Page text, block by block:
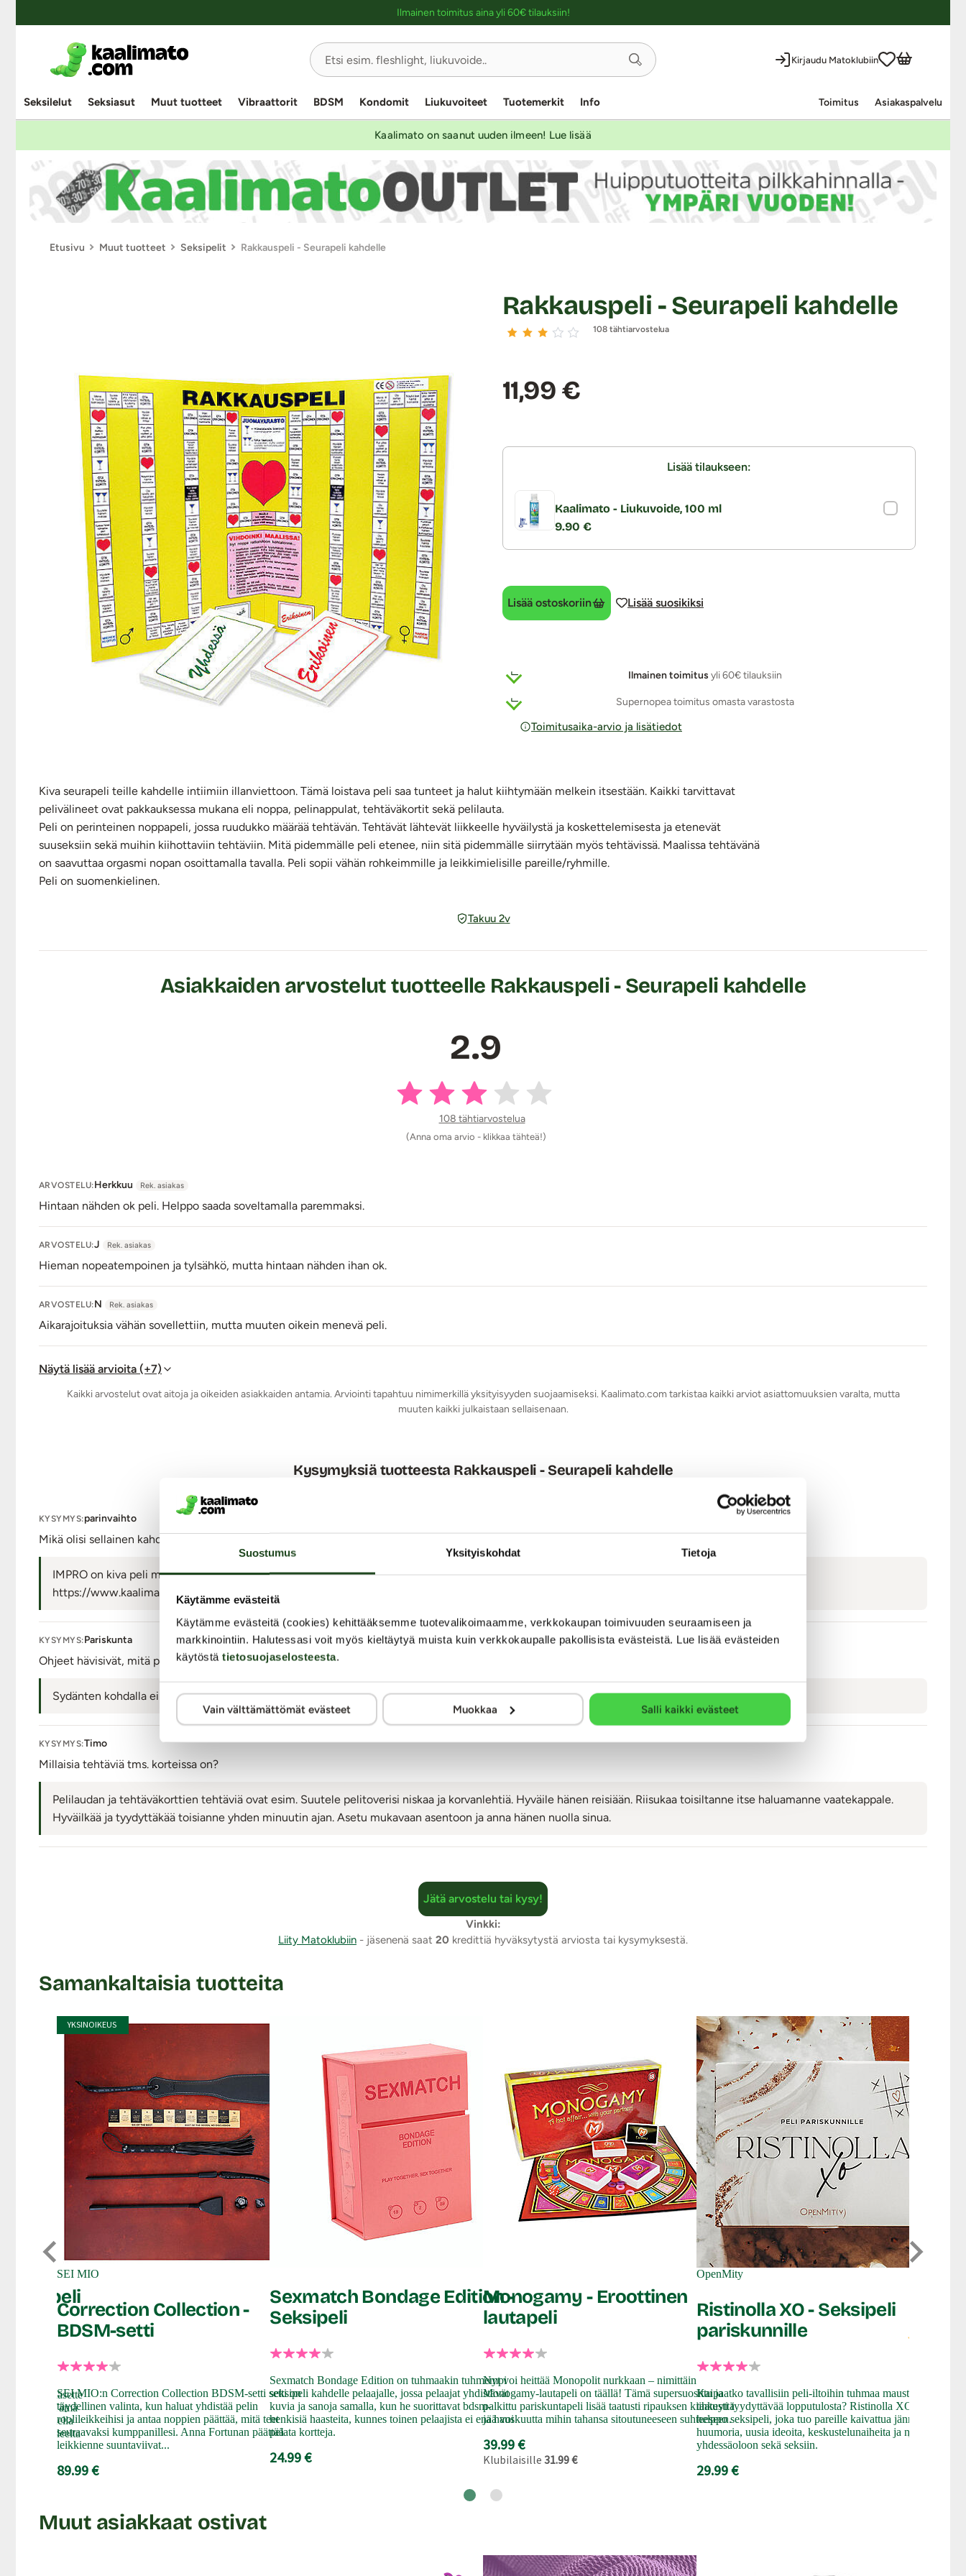
Suostumus Yksityiskohdat Tietoja
Käytämme evästeitä
Käytämme evästeitä (cookies) kehittääksemme tuotevalikoimaamme, verkkokaupan toimivuuden seuraamiseen ja
markkinointiin. Halutessasi voit myös kieltäytyä muista kuin verkkokaupalle pakollisista evästeistä. Lue lisää evästeiden
käytöstä tietosuojaselosteesta.
Vain välttämättömät evästeet Muokkaa Salli kaikki evästeet
Ilmainen toimitus aina yli 60€ tilauksiin!
Kirjaudu Matoklubiin
Seksilelut Seksiasut Muut tuotteet Vibraattorit BDSM Kondomit Liukuvoiteet Tuotemerkit Info Toimitus Asiakaspalvelu
Kaalimato on saanut uuden ilmeen! Lue lisää
Etusivu Muut tuotteet Seksipelit Rakkauspeli - Seurapeli kahdelle
Rakkauspeli - Seurapeli kahdelle
108 tähtiarvostelua
Hinta:
11,99 €
Lisää tilaukseen:
Kaalimato - Liukuvoide, 100 ml
9.90 €
Lisää ostoskoriin Lisää suosikiksi
Ilmainen toimitus yli 60€ tilauksiin
Supernopea toimitus omasta varastosta
Toimitusaika-arvio ja lisätiedot
Kiva seurapeli teille kahdelle intiimiin illanviettoon. Tämä loistava peli saa tunteet ja halut kiihtymään melkein itsestään. Kaikki tarvittavat
pelivälineet ovat pakkauksessa mukana eli noppa, pelinappulat, tehtäväkortit sekä pelilauta.
Peli on perinteinen noppapeli, jossa ruudukko määrää tehtävän. Tehtävät lähtevät liikkeelle hyväilystä ja koskettelemisesta ja etenevät
suuseksiin sekä muihin kiihottaviin tehtäviin. Mitä pidemmälle peli etenee, niin sitä pidemmälle siirrytään myös tehtävissä. Maalissa tehtävänä
on saavuttaa orgasmi nopan osoittamalla tavalla. Peli sopii vähän rohkeimmille ja leikkimielisille pareille/ryhmille.
Peli on suomenkielinen.
Takuu 2v
Asiakkaiden arvostelut tuotteelle Rakkauspeli - Seurapeli kahdelle
2.9
108 tähtiarvostelua
(Anna oma arvio - klikkaa tähteä!)
ARVOSTELU:Herkkuu Rek. asiakas
Hintaan nähden ok peli. Helppo saada soveltamalla paremmaksi.
ARVOSTELU:J Rek. asiakas
Hieman nopeatempoinen ja tylsähkö, mutta hintaan nähden ihan ok.
ARVOSTELU:N Rek. asiakas
Aikarajoituksia vähän sovellettiin, mutta muuten oikein menevä peli.
Näytä lisää arvioita (+7)
Kaikki arvostelut ovat aitoja ja oikeiden asiakkaiden antamia. Arviointi tapahtuu nimimerkillä yksityisyyden suojaamiseksi. Kaalimato.com tarkistaa kaikki arviot asiattomuuksien varalta, mutta
muuten kaikki julkaistaan sellaisenaan.
Kysymyksiä tuotteesta Rakkauspeli - Seurapeli kahdelle
KYSYMYS:parinvaihto
Mikä olisi sellainen kahden parin eli 4hlö hyvä peli ?
IMPRO on kiva peli mutta seuraavan linkin takaa löytyvät kaikki seksipelimme, joista voi sitten valita sellaisen, mikä omaa silmää eniten miellyttää:
https://www.kaalimato.com/catalog/SEKSIPELIT_c_150.html
KYSYMYS:Pariskunta
Ohjeet hävisivät, mitä punasien sydämien kohdalla piti tehdä?
Sydänten kohdalla ei tehdä mitään eli sen on ns. vapaa ruutu. Muut ohjeet on kerrottu pelilaudalla.
KYSYMYS:Timo
Millaisia tehtäviä tms. korteissa on?
Pelilaudan ja tehtäväkorttien tehtäviä ovat esim. Suutele pelitoverisi niskaa ja korvanlehtiä. Hyväile hänen reisiään. Riisukaa toisiltanne itse haluamanne vaatekappale.
Hyväilkää ja tyydyttäkää toisianne yhden minuutin ajan. Asetu mukavaan asentoon ja anna hänen nuolla sinua.
Jätä arvostelu tai kysy!
Vinkki:
Liity Matoklubiin - jäsenenä saat 20 kredittiä hyväksytystä arviosta tai kysymyksestä.
Samankaltaisia tuotteita
lautapeli
pääsette
tehtäviä. Tämä
iltanne todella
askel askeleelta
YKSINOIKEUS
SEI MIO
Correction Collection -
BDSM-setti
SEI MIO:n Correction Collection BDSM-setti setti on
täydellinen valinta, kun haluat yhdistää pelin
roolileikkeihisi ja antaa noppien päättää, mitä teet
seuraavaksi kumppanillesi. Anna Fortunan päättää
leikkienne suuntaviivat...
89.99 €
Sexmatch Bondage Edition -
Seksipeli
Sexmatch Bondage Edition on tuhmaakin tuhmempi
seksipeli kahdelle pelaajalle, jossa pelaajat yhdistävät
kuvia ja sanoja samalla, kun he suorittavat bdsm-
henkisiä haasteita, kunnes toinen pelaajista ei enää voi
pelata kortteja.
24.99 €
Monogamy - Eroottinen
lautapeli
Nyt voi heittää Monopolit nurkkaan – nimittäin
Monogamy-lautapeli on täällä! Tämä supersuosittu ja
palkittu pariskuntapeli lisää taatusti ripauksen kiihkeyttä
ja hauskuutta mihin tahansa sitoutuneeseen suhteeseen.
39.99 €
Klubilaisille 31.99 €
OpenMity
Ristinolla XO - Seksipeli
pariskunnille
Kaipaatko tavallisiin peli-iltoihin tuhmaa maustetta ja
taatusti tyydyttävää lopputulosta? Ristinolla XO on
helppo seksipeli, joka tuo pareille kaivattua jännitystä,
huumoria, uusia ideoita, keskustelunaiheita ja nautintoa
yhdessäoloon sekä seksiin.
29.99 €
Muut asiakkaat ostivat